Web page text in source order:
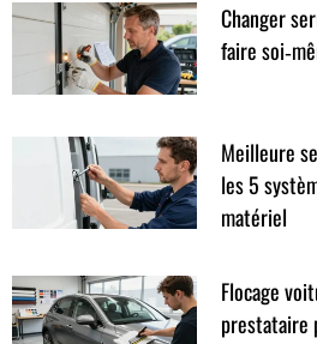
Changer
faire
Meilleure
les 5
matériel
Flocage
prestataire